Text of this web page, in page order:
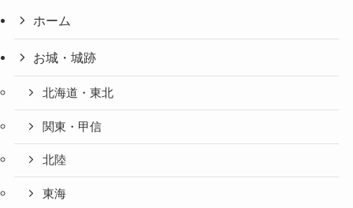
ホーム
お城・城跡
北海道・東北
関東・甲信
北陸
東海